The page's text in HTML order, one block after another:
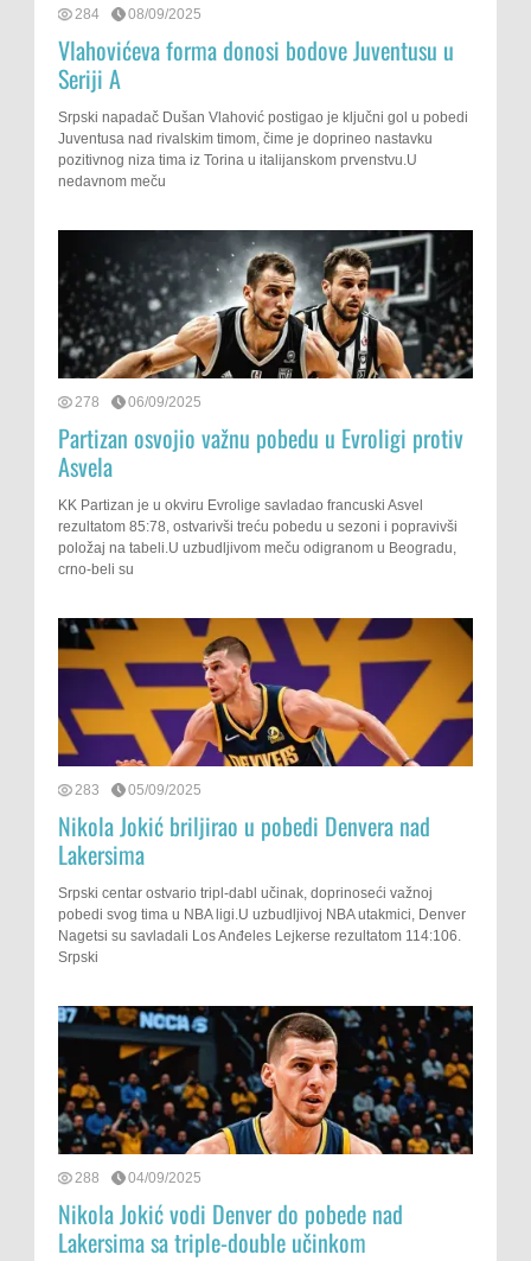
284 08/09/2025
Vlahovićeva forma donosi bodove Juventusu u
Seriji A
Srpski napadač Dušan Vlahović postigao je ključni gol u pobedi
Juventusa nad rivalskim timom, čime je doprineo nastavku
pozitivnog niza tima iz Torina u italijanskom prvenstvu.U
nedavnom meču
278 06/09/2025
Partizan osvojio važnu pobedu u Evroligi protiv
Asvela
KK Partizan je u okviru Evrolige savladao francuski Asvel
rezultatom 85:78, ostvarivši treću pobedu u sezoni i popravivši
položaj na tabeli.U uzbudljivom meču odigranom u Beogradu,
crno-beli su
283 05/09/2025
Nikola Jokić briljirao u pobedi Denvera nad
Lakersima
Srpski centar ostvario tripl-dabl učinak, doprinoseći važnoj
pobedi svog tima u NBA ligi.U uzbudljivoj NBA utakmici, Denver
Nagetsi su savladali Los Anđeles Lejkerse rezultatom 114:106.
Srpski
288 04/09/2025
Nikola Jokić vodi Denver do pobede nad
Lakersima sa triple-double učinkom